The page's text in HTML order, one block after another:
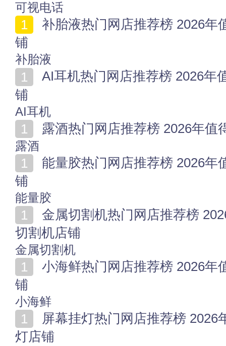
可视电话
铺
补胎液
铺
AI耳机
露酒热门网店推荐榜 2026年值
露酒
铺
能量胶
切割机店铺
金属切割机
铺
小海鲜
灯店铺